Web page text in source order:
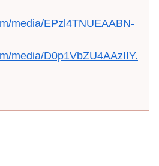
media/EPzl4TNUEAABN-
media/D0p1VbZU4AAzIIY.